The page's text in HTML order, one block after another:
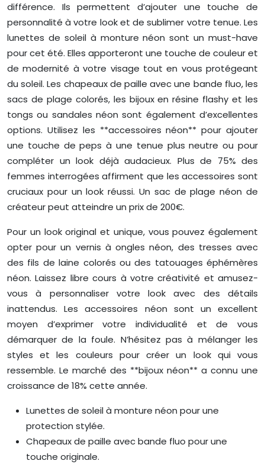
différence. Ils permettent d’ajouter une touche de
personnalité à votre look et de sublimer votre tenue. Les
lunettes de soleil à monture néon sont un must-have
pour cet été. Elles apporteront une touche de couleur et
de modernité à votre visage tout en vous protégeant
du soleil. Les chapeaux de paille avec une bande fluo, les
sacs de plage colorés, les bijoux en résine flashy et les
tongs ou sandales néon sont également d’excellentes
options. Utilisez les **accessoires néon** pour ajouter
une touche de peps à une tenue plus neutre ou pour
compléter un look déjà audacieux. Plus de 75% des
femmes interrogées affirment que les accessoires sont
cruciaux pour un look réussi. Un sac de plage néon de
créateur peut atteindre un prix de 200€.
Pour un look original et unique, vous pouvez également
opter pour un vernis à ongles néon, des tresses avec
des fils de laine colorés ou des tatouages éphémères
néon. Laissez libre cours à votre créativité et amusez-
vous à personnaliser votre look avec des détails
inattendus. Les accessoires néon sont un excellent
moyen d’exprimer votre individualité et de vous
démarquer de la foule. N’hésitez pas à mélanger les
styles et les couleurs pour créer un look qui vous
ressemble. Le marché des **bijoux néon** a connu une
croissance de 18% cette année.
Lunettes de soleil à monture néon pour une
protection stylée.
Chapeaux de paille avec bande fluo pour une
touche originale.